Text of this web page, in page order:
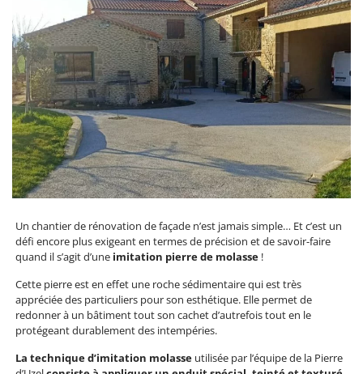
Un chantier de rénovation de façade n’est jamais simple… Et c’est un
défi encore plus exigeant en termes de précision et de savoir-faire
quand il s’agit d’une imitation pierre de molasse !
Cette pierre est en effet une roche sédimentaire qui est très
appréciée des particuliers pour son esthétique. Elle permet de
redonner à un bâtiment tout son cachet d’autrefois tout en le
protégeant durablement des intempéries.
La technique d’imitation molasse utilisée par l’équipe de la Pierre